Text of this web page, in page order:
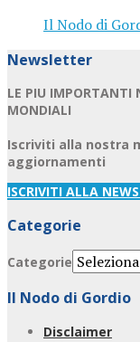
Il Nodo di
Newsletter
LE PIU IMPORTANTI
MONDIALI
Iscriviti alla nostra
aggiornamenti
ISCRIVITI ALLA
Categorie
Categorie
Il Nodo di Gordio
Disclaimer